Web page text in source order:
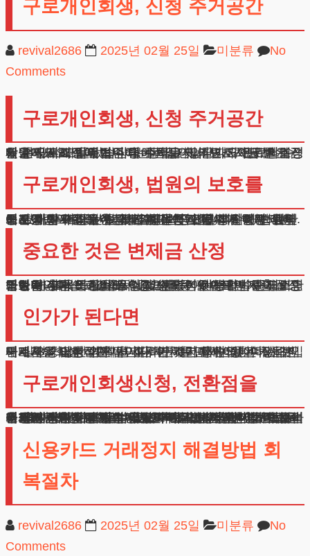
구로개인회생, 신청 주거공간
revival2686 2025년 02월 25일 미분류
No
Comments
구로개인회생, 신청 주거공간
안녕하세요, 법무법인 테헤란입니다. 변호사님, 저는 서울 구로지역에 거주하는 직장인입니다. 최근 받은 경매 통지서 때문에 밤잠을 설치고 있어요. 구로개인회생 제도에 대해 알아보던 중 주택을 지키면서 채무를 조정할 수 있다고 들었습니다. 정말 가능한가요? 또 변제금은 현실적으로 얼마나 내야 하는지, 끝까지 완료할 수 있을지도 걱정이 됩니다.
구로개인회생, 법원의 보호를
겪고 계신 어려움에 대해 깊이 공감합니다. 현재 상황에서 취할 수 있는 법적 조치들에 대해 상세히 안내해 드리겠습니다. 우선 구로개인회생 신청하시면 법원의 보호를 받으실 수 있습니다. 신청과 동시에 발령되는 중지명령으로 즉시 강제집행을 중단시킬 수 있습니다. 이는 채권자들의 추심행위를 법적으로 제한하는 효력이 있어 주거 공간을 지키는데 큰 도움이 됩니다. 다만 시간이 매우 중요한데, 경매 절차가 많이 진행된 후에는 효과가 제한될 수 있기 때문입니다.
중요한 것은 변제금 산정
구로개인회생 과정에서 중요한 것이 바로 변제금 산정입니다. 귀하의 월 소득에서 기본적인 생활비를 제외한 금액을 기준으로 하되, 실제 생활이 가능한 수준으로 책정됩니다.
의료비, 교육비, 교통비, 공과금 등 필수적인 지출을 증빙하여 추가 생계비로 인정받을 수 있습니다.
또한 예상치 못한 비용이 발생할 경우에도 법원에 소명하여 변제금 조정을 요청할 수 있어 탄력적인 운영이 가능합니다.
인가가 된다면
구로개인회생 절차가 인가되면 3년에서 5년간 정해진 변제금을 납부하게 됩니다. 이 기간 동안 성실하게 변제계획을 이행하면 나머지 채무는 면제받을 수 있습니다.
여기서 중요한 점은 변제금 연체를 피해야 한다는 것입니다. 3회 이상 연체 시 절차가 폐지될 수 있어 처음부터 실현 가능한 계획을 세우는 것이 핵심입니다.
구로개인회생신청, 전환점을
구로개인회생 절차는 단순한 채무조정을 넘어 새로운 인생의 전환점이 될 수 있습니다. 성실히 변제계획을 이행하면서 재무관리 능력을 기르고, 건전한 소비습관을 형성하는 기회로 삼으실 수 있습니다.
저희는 상황을 면밀히 검토하여 가장 적합한 법적 해결책을 제시해 드리겠습니다. 구로개인회생신청 주택을 지키면서도 감당할 수 있는 수준의 변제계획을 수립하여, 끝까지 완수하실 수 있도록 돕겠습니다.
추가로 궁금하신 사항이 있으시다면 언제든 방문하셔서 상담을 받아보시기 바랍니다. 귀하의 재산을 보호하고 경제적 재기를 돕는 것이 저희의 사명입니다.
현재의 어려움은 반드시 극복하실 수 있습니다. 법무법인 테헤란이 든든한 법률 조력자가 되어 함께 하겠습니다. 감사합니다.
신용카드 거래정지 해결방법 회
복절차
revival2686 2025년 02월 25일 미분류
No
Comments